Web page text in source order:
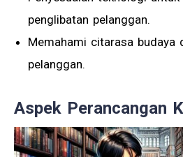
penglibatan pelanggan.
Memahami citarasa budaya
pelanggan.
Aspek Perancangan